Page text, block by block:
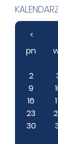
<
pn
2
9
16
23
30